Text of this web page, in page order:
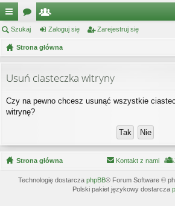
ię
ce
…
or
a
ży
tk
w
ni
Szukaj Zaloguj się Zarejestruj się
Strona główna
Usuń ciasteczka witryny
Czy na pewno chcesz usunąć wszystkie
witrynę?
Strona główna Kontakt z nami
Technologię dostarcza phpBB® Forum Software ©
Polski pakiet językowy dostarcza